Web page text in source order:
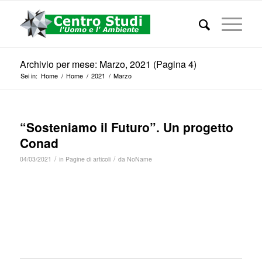
Archivio per mese: Marzo, 2021 (Pagina 4)
Sei in: Home / Home / 2021 / Marzo
“Sosteniamo il Futuro”. Un progetto
Conad
04/03/2021 / in Pagine di articoli / da NoName